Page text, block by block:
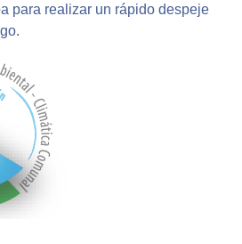
para realizar un rápido despeje